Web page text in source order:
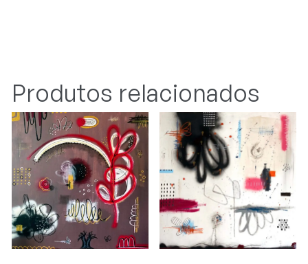
Produtos relacionados